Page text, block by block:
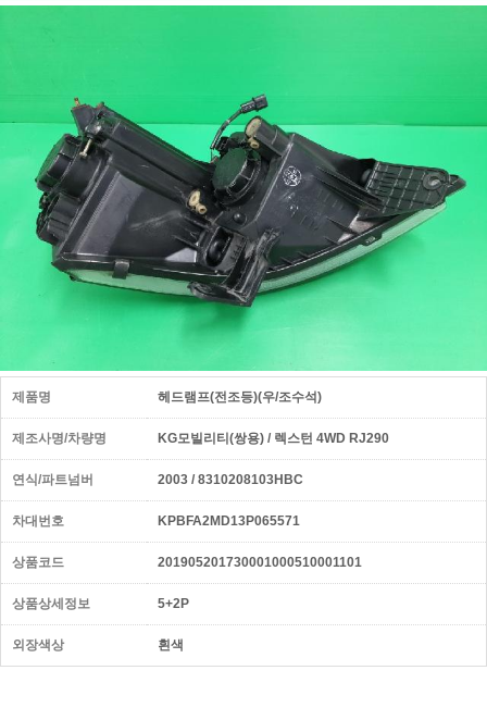
제품명 헤드램프(전조등)(우/조수석)
제조사명/차량명 KG모빌리티(쌍용) / 렉스턴 4WD RJ290
연식/파트넘버 2003 / 8310208103HBC
차대번호 KPBFA2MD13P065571
상품코드 201905201730001000510001101
상품상세정보 5+2P
외장색상 흰색